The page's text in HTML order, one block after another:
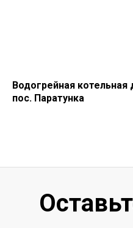
Водогрейная
пос. Паратунка